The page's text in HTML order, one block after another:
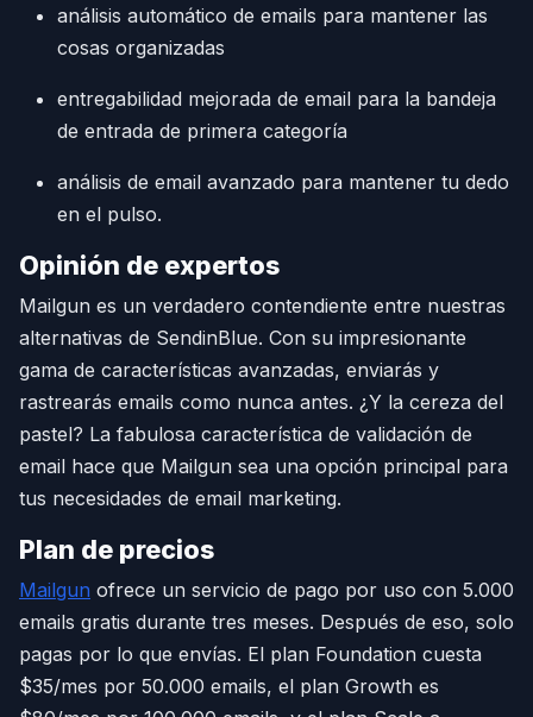
análisis automático de emails para mantener las
cosas organizadas
entregabilidad mejorada de email para la bandeja
de entrada de primera categoría
análisis de email avanzado para mantener tu dedo
en el pulso.
Opinión de expertos
Mailgun es un verdadero contendiente entre nuestras
alternativas de SendinBlue. Con su impresionante
gama de características avanzadas, enviarás y
rastrearás emails como nunca antes. ¿Y la cereza del
pastel? La fabulosa característica de validación de
email hace que Mailgun sea una opción principal para
tus necesidades de email marketing.
Plan de precios
Mailgun ofrece un servicio de pago por uso con 5.000
emails gratis durante tres meses. Después de eso, solo
pagas por lo que envías. El plan Foundation cuesta
$35/mes por 50.000 emails, el plan Growth es